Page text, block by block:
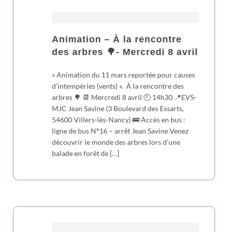
Animation – À la rencontre
des arbres 🌳- Mercredi 8 avril
« Animation du 11 mars reportée pour causes
d’intempéries (vents) ». À la rencontre des
arbres 🌳 📆 Mercredi 8 avril 🕘 14h30 📍EVS-
MJC Jean Savine (3 Boulevard des Essarts,
54600 Villers-lès-Nancy) 🚌 Accès en bus :
ligne de bus N°16 – arrêt Jean Savine Venez
découvrir le monde des arbres lors d’une
balade en forêt de […]